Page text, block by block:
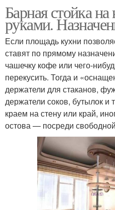
Барная стойка
руками.
Если площадь кухни
ставят по прямому
чашечку кофе или чего-
перекусить. Тогда и
держатели для стаканов,
держатели соков, бутылок и
краем на стену или край,
остова — посреди